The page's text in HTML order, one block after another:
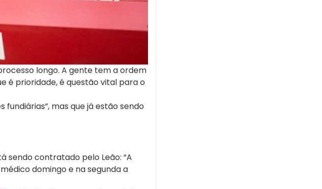
longo. A gente tem a ordem
é prioridade, é questão vital para o
mas que já estão sendo
sendo contratado pelo Leão: “A
domingo e na segunda a